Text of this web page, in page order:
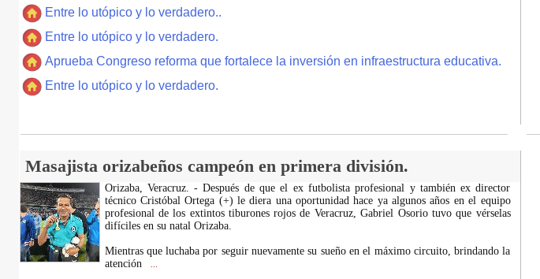
Entre lo utópico y lo verdadero..
Entre lo utópico y lo verdadero.
Aprueba Congreso reforma que fortalece la inversión en infraestructura educativa.
Entre lo utópico y lo verdadero.
Masajista orizabeños campeón en primera división.
Orizaba, Veracruz. - Después de que el ex futbolista profesional y también ex director
técnico Cristóbal Ortega (+) le diera una oportunidad hace ya algunos años en el equipo
profesional de los extintos tiburones rojos de Veracruz, Gabriel Osorio tuvo que vérselas
difíciles en su natal Orizaba.
Mientras que luchaba por seguir nuevamente su sueño en el máximo circuito, brindando la
atención